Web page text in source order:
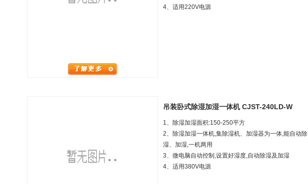
4、 适用220V电源
吊装卧式除湿加湿一体机 CJST-240LD-W
1、除湿加湿面积:150-250平方
2、除湿加湿一体机,集除湿机、加湿器为一体,能自动除
湿、加湿,一机两用
3、微电脑自动控制,设置好湿度,自动除湿及加湿
4、 适用380V电源